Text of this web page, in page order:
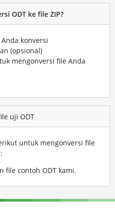
ODT ke file ZIP?
konversi
(opsional)
mengonversi file Anda
uji ODT
untuk mengonversi file
:
file contoh ODT kami.